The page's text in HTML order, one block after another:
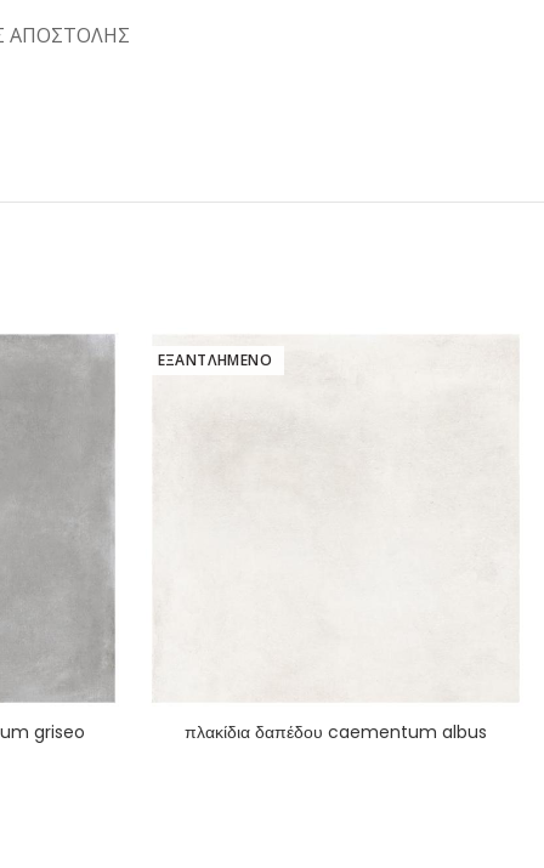
ΑΠΟΣΤΟΛΗΣ
griseo
ΕΞΑΝΤΛΗΜΕΝΟ
πλακίδια δαπέδου caementum albus